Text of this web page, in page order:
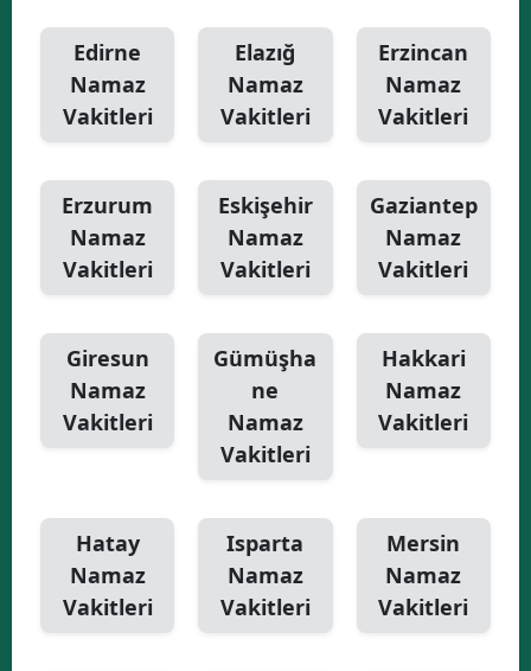
Edirne
Namaz
Vakitleri
Elazığ
Namaz
Vakitleri
Erzincan
Namaz
Vakitleri
Erzurum
Namaz
Vakitleri
Eskişehir
Namaz
Vakitleri
Gaziantep
Namaz
Vakitleri
Giresun
Namaz
Vakitleri
Gümüşha
ne
Namaz
Vakitleri
Hakkari
Namaz
Vakitleri
Hatay
Namaz
Vakitleri
Isparta
Namaz
Vakitleri
Mersin
Namaz
Vakitleri